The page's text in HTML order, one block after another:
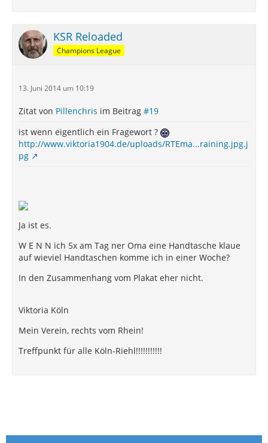
KSR Reloaded
Champions League
13. Juni 2014 um 10:19
Zitat von Pillenchris im Beitrag #19
ist wenn eigentlich ein Fragewort ?
http://www.viktoria1904.de/uploads/RTEma...raining.jpg.j
pg
Ja ist es.
W E N N ich 5x am Tag ner Oma eine Handtasche klaue
auf wieviel Handtaschen komme ich in einer Woche?
In den Zusammenhang vom Plakat eher nicht.
Viktoria Köln
Mein Verein, rechts vom Rhein!
Treffpunkt für alle Köln-Riehl!!!!!!!!!!!